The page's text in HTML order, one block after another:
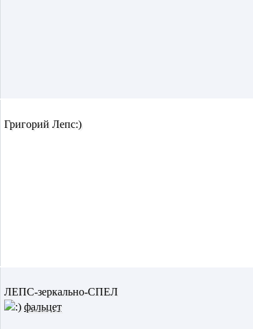
Григорий Лепс:)
ЛЕПС-зеркально-СПЕЛ
фальцет